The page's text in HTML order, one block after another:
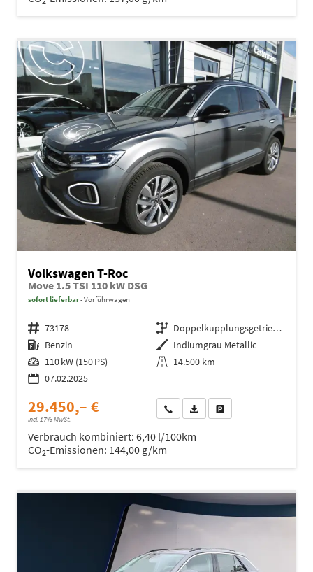
Volkswagen T-Roc
Move 1.5 TSI 110 kW DSG
sofort lieferbar Vorführwagen
Fahrzeugnr. 73178 Getriebe
Doppelkupplungsgetriebe (DSG)
Kraftstoff Benzin Außenfarbe Indiumgrau Metallic
Leistung 110 kW (150 PS) Kilometerstand 14.500 km
07.02.2025
29.450,– €
incl. 17% MwSt.
Wir rufen Sie anFahrzeugexposé (PDF)
Verbrauch kombiniert: 6,40 l/100km
CO2-Emissionen: 144,00 g/km